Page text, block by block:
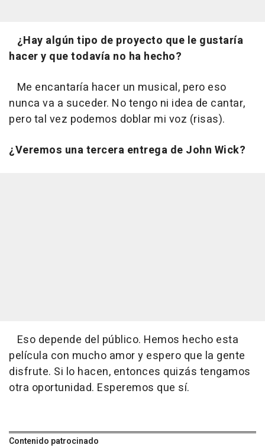
¿Hay algún tipo de proyecto que le gustaría
hacer y que todavía no ha hecho?
Me encantaría hacer un musical, pero eso
nunca va a suceder. No tengo ni idea de cantar,
pero tal vez podemos doblar mi voz (risas).
¿Veremos una tercera entrega de John Wick?
Eso depende del público. Hemos hecho esta
película con mucho amor y espero que la gente
disfrute. Si lo hacen, entonces quizás tengamos
otra oportunidad. Esperemos que sí.
Contenido patrocinado